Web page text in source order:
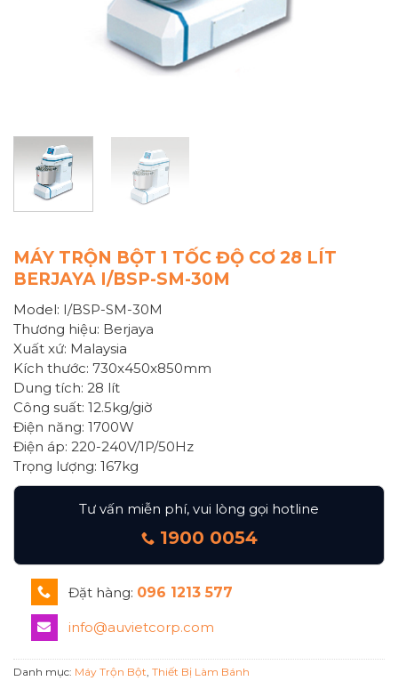
MÁY TRỘN BỘT 1 TỐC ĐỘ CƠ 28 LÍT
BERJAYA I/BSP-SM-30M
Model: I/BSP-SM-30M
Thương hiệu: Berjaya
Xuất xứ: Malaysia
Kích thước: 730x450x850mm
Dung tích: 28 lít
Công suất: 12.5kg/giờ
Điện năng: 1700W
Điện áp: 220-240V/1P/50Hz
Trọng lượng: 167kg
Tư vấn miễn phí, vui lòng gọi hotline
1900 0054
Đặt hàng: 096 1213 577
info@auvietcorp.com
Danh mục: Máy Trộn Bột Thiết Bị Làm Bánh